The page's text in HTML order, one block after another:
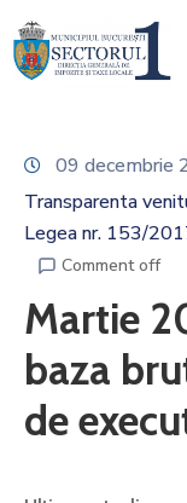
Generale
Servicii
Online
Persoane
Persoane
Juridice
09 decembrie
Transparenta
Legea nr. 153/
Comment off
Martie
baza
de